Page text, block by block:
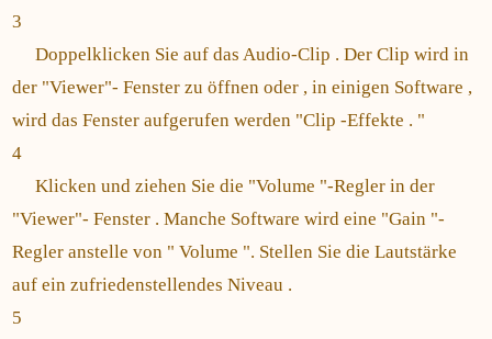
3
Doppelklicken Sie auf das Audio-Clip . Der Clip wird in
der "Viewer"- Fenster zu öffnen oder , in einigen Software ,
wird das Fenster aufgerufen werden "Clip -Effekte . "
4
Klicken und ziehen Sie die "Volume "-Regler in der
"Viewer"- Fenster . Manche Software wird eine "Gain "-
Regler anstelle von " Volume ". Stellen Sie die Lautstärke
auf ein zufriedenstellendes Niveau .
5